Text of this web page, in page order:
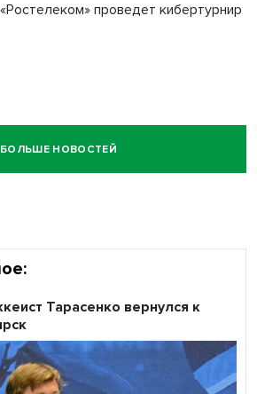
проведет кибертурнир
БОЛЬШЕ НОВОСТЕЙ
Тарасенко вернулся к